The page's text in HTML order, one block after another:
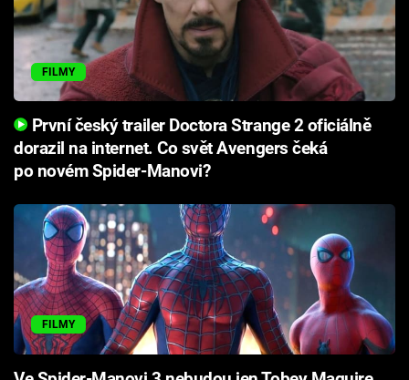
Sledujte nás
FILMY
První český trailer Doctora Strange 2 oficiálně
dorazil na internet. Co svět Avengers čeká
po novém Spider-Manovi?
FILMY